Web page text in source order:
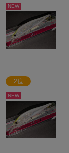
NEW
2位
NEW